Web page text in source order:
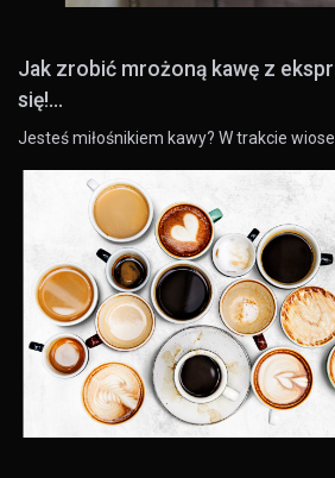
Jak zrobić mrożoną kawę z
się!...
Jesteś miłośnikiem kawy? W trakcie